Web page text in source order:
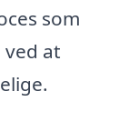
som
at